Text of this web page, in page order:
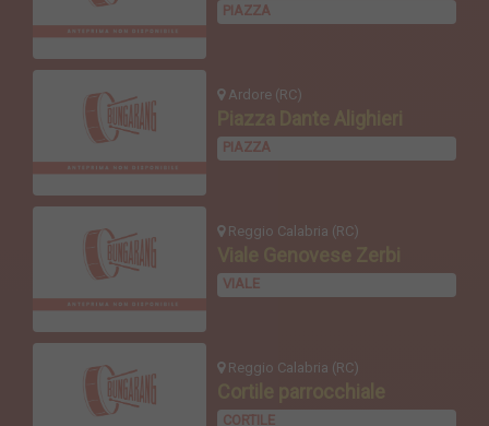
PIAZZA
Ardore (RC)
PIAZZA
Reggio Calabria (RC)
VIALE
Reggio Calabria (RC)
Cortile parrocchiale
CORTILE